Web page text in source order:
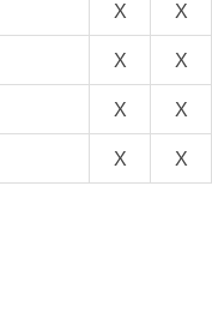
X X
X X
X X
X X